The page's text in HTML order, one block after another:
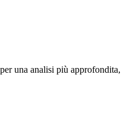
una analisi più approfondita,